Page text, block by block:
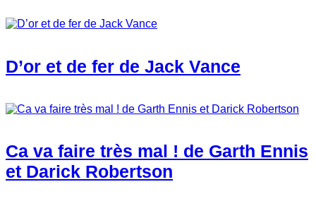
D’or et de fer de Jack Vance
Ca va faire très mal ! de Garth Ennis
et Darick Robertson